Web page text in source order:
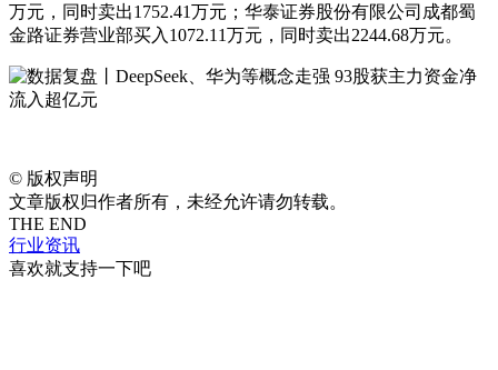
万元，同时卖出1752.41万元；华泰证券股份有限公司成都蜀
金路证券营业部买入1072.11万元，同时卖出2244.68万元。
© 版权声明
文章版权归作者所有，未经允许请勿转载。
THE END
行业资讯
喜欢就支持一下吧